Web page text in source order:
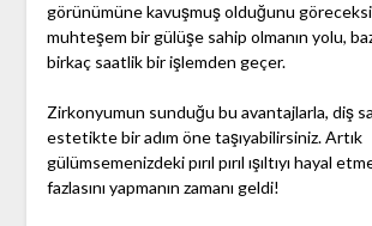
görünümüne kavuşmuş olduğunu
muhteşem bir gülüşe sahip olmanın yolu,
birkaç saatlik bir işlemden geçer.
Zirkonyumun sunduğu bu avantajlarla, diş
estetikte bir adım öne taşıyabilirsiniz. Artık
gülümsemenizdeki pırıl pırıl ışıltıyı hayal
fazlasını yapmanın zamanı geldi!